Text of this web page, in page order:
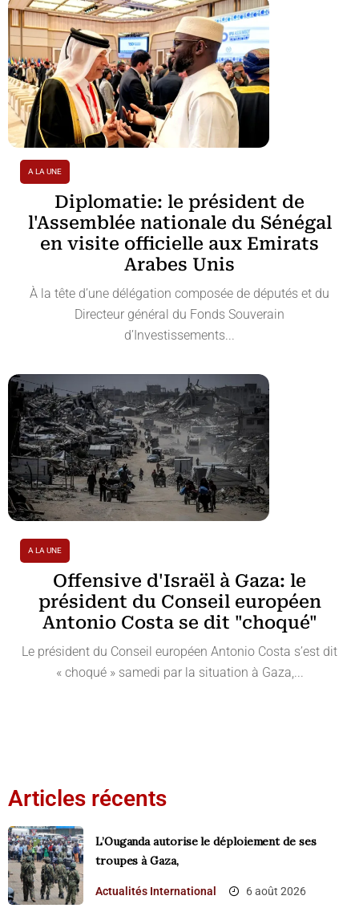
A LA UNE
Diplomatie: le président de
l'Assemblée nationale du Sénégal
en visite officielle aux Emirats
Arabes Unis
À la tête d’une délégation composée de députés et du
Directeur général du Fonds Souverain
d’Investissements...
A LA UNE
Offensive d'Israël à Gaza: le
président du Conseil européen
Antonio Costa se dit "choqué"
Le président du Conseil européen Antonio Costa s’est dit
« choqué » samedi par la situation à Gaza,...
Articles récents
L’Ouganda autorise le déploiement de ses
troupes à Gaza,
Actualités International 6 août 2026